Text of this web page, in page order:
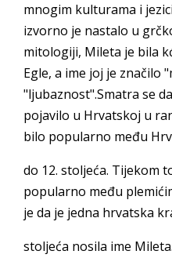
mnogim kulturama i
izvorno je nastalo u
mitologiji, Mileta je bila
Egle, a ime joj je značilo
"ljubaznost".Smatra se
pojavilo u Hrvatskoj u
bilo popularno među
do 12. stoljeća. Tijekom
popularno među
je da je jedna hrvatska
stoljeća nosila ime